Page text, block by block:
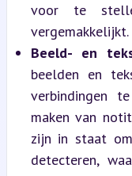
voor te
vergemakkelijkt.
Beeld- en
beelden en
verbindingen
maken van
zijn in staat
detecteren,